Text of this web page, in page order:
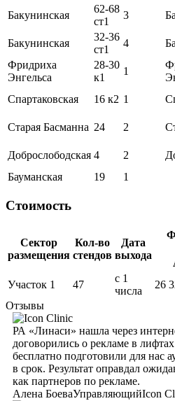
Бакунинская
62-68
ст1
3
Бакунинская
32-36
ст1
4
Фридриха
Энгельса
28-30
к1
1
Спартаковская 16 к2 1
Старая Басманна 24 2
Доброслободская 4 2
Бауманская
19 1
Стоимость
Сектор
размещения
Кол-во
стендов
Дата
выхода
Участок 1
47
с 1
числа
26
Отзывы
РА «Линаси» нашла через
договорились о рекламе в
бесплатно подготовили для нас
в срок. Результат оправдал
как партнеров по рекламе.
Алена БоеваУправляющийIcon